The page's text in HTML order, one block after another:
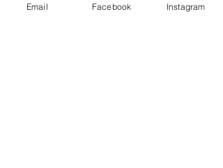
Email Facebook Instagram